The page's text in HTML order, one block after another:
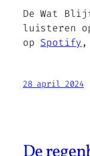
De Wat
luisteren
op Spotify,
28 april 2024